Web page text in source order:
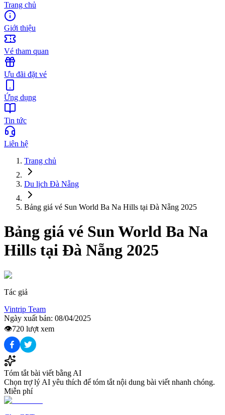
Trang chủ
Giới thiệu
Vé tham quan
Ưu đãi đặt vé
Ứng dụng
Tin tức
Liên hệ
Trang chủ
Du lịch Đà Nẵng
Bảng giá vé Sun World Ba Na Hills tại Đà Nẵng 2025
Bảng giá vé Sun World Ba Na
Hills tại Đà Nẵng 2025
Tác giả
Vintrip Team
Ngày xuất bản: 08/04/2025
👁️720 lượt xem
Tóm tắt bài viết bằng AI
Chọn trợ lý AI yêu thích để tóm tắt nội dung bài viết nhanh chóng.
Miễn phí